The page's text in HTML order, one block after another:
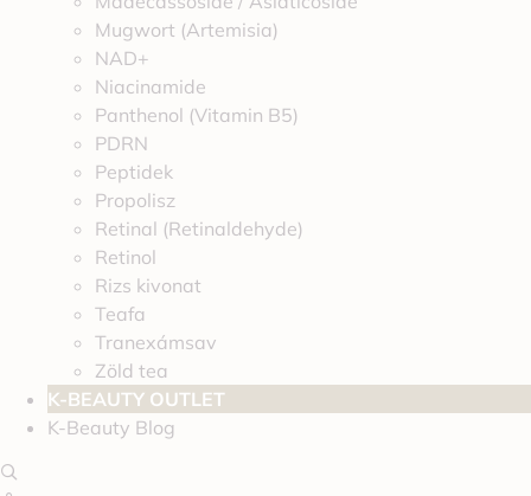
Mugwort (Artemisia)
NAD+
Niacinamide
Panthenol (Vitamin B5)
PDRN
Peptidek
Propolisz
Retinal (Retinaldehyde)
Retinol
Rizs kivonat
Teafa
Tranexámsav
Zöld tea
K-BEAUTY OUTLET
K-Beauty Blog